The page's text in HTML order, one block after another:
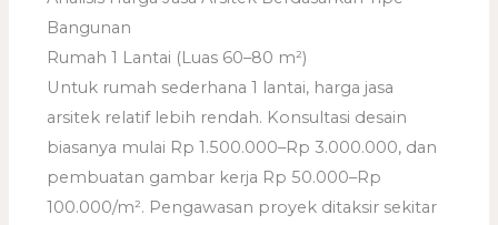
Bangunan
Rumah 1 Lantai (Luas 60–80 m²)
Untuk rumah sederhana 1 lantai, harga jasa
arsitek relatif lebih rendah. Konsultasi desain
biasanya mulai Rp 1.500.000–Rp 3.000.000, dan
pembuatan gambar kerja Rp 50.000–Rp
100.000/m². Pengawasan proyek ditaksir sekitar